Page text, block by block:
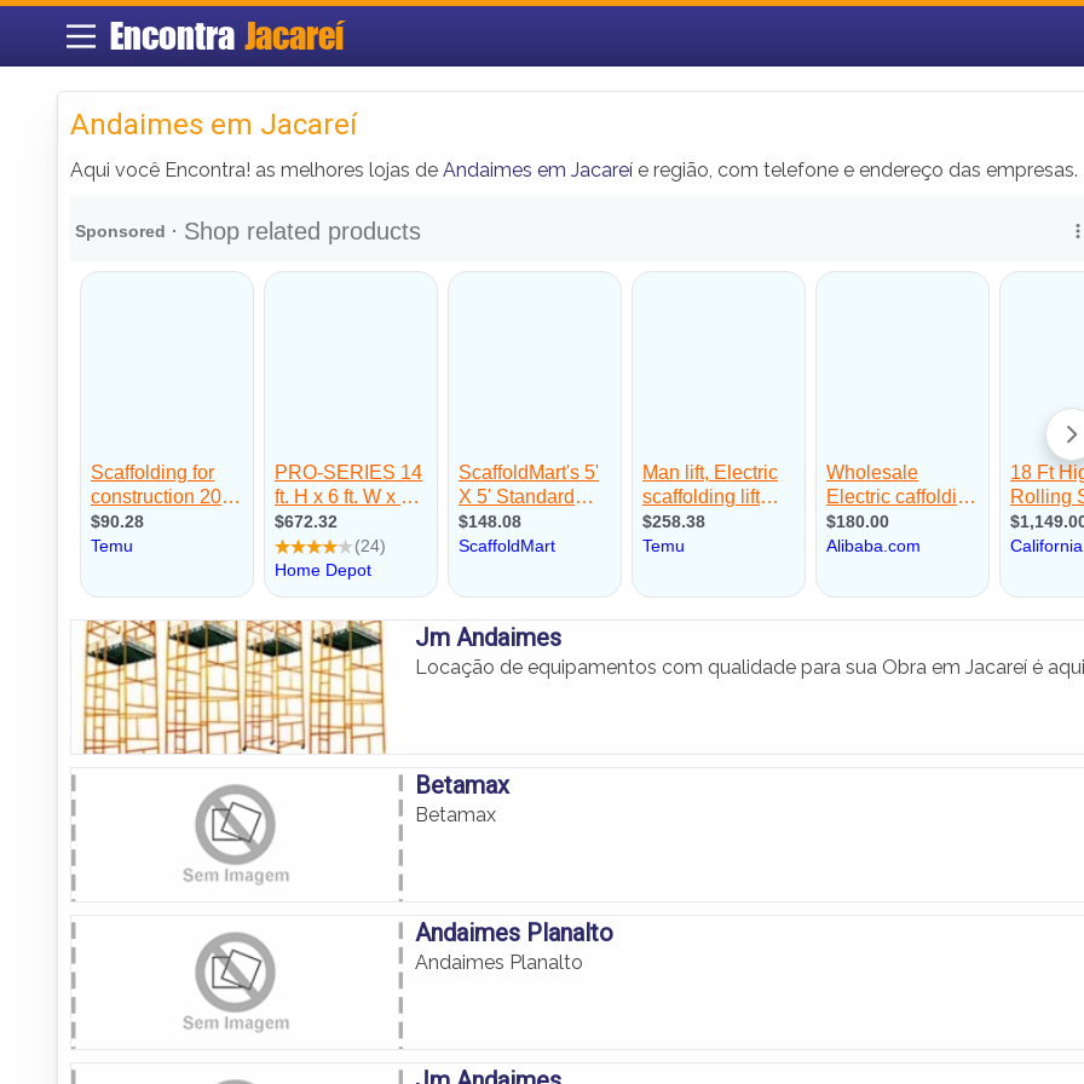
Encontra Jacareí
Andaimes em Jacareí
Aqui você Encontra! as melhores lojas de Andaimes em Jacareí e região, com telefone e endereço das empresas.
Jm Andaimes
Locação de equipamentos com qualidade para sua Obra em Jacareí é
Betamax
Betamax
Andaimes Planalto
Andaimes Planalto